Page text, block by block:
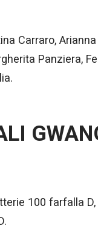
Carraro,
Panziera,
100 farfalla